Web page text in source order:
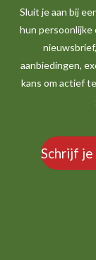
Sluit je aan bij
hun persoonlijke
aanbiedingen,
kans om actief
Schrijf je